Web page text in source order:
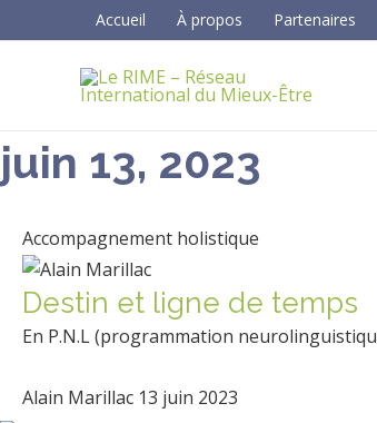
au
Accueil À propos Partenaires
juin 13, 2023
Accompagnement holistique
Destin et ligne de temps
En P.N.L (programmation
Alain Marillac 13 juin 2023